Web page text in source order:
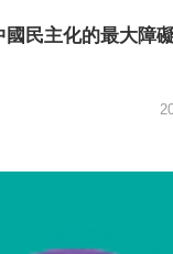
國民主化的最大障